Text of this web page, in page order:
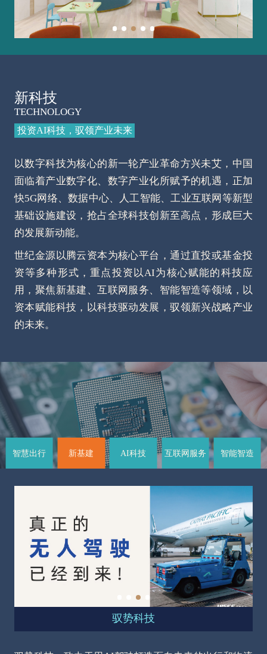
新科技
TECHNOLOGY
投资AI科技，驭领产业未来
以数字科技为核心的新一轮产业革命方兴未艾，中国
面临着产业数字化、数字产业化所赋予的机遇，正加
快5G网络、数据中心、人工智能、工业互联网等新型
基础设施建设，抢占全球科技创新至高点，形成巨大
的发展新动能。
世纪金源以腾云资本为核心平台，通过直投或基金投
资等多种形式，重点投资以AI为核心赋能的科技应
用，聚焦新基建、互联网服务、智能智造等领域，以
资本赋能科技，以科技驱动发展，驭领新兴战略产业
的未来。
智慧出行 新基建 AI科技 互联网服务 智能智造
驭势科技